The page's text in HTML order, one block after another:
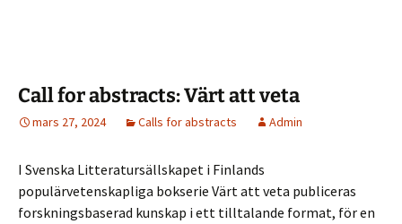
Call for abstracts: Värt att veta
mars 27, 2024 Calls for abstracts Admin
I Svenska Litteratursällskapet i Finlands
populärvetenskapliga bokserie Värt att veta publiceras
forskningsbaserad kunskap i ett tilltalande format, för en